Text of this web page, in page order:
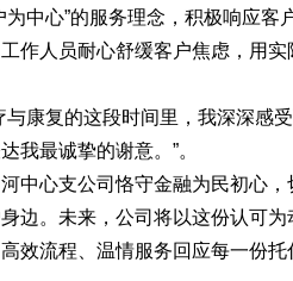
中心”的服务理念，积极响应客
作人员耐心舒缓客户焦虑，用
康复的这段时间里，我深深感
我最诚挚的谢意。”。
心支公司恪守金融为民初心，
边。未来，公司将以这份认可为
效流程、温情服务回应每一份